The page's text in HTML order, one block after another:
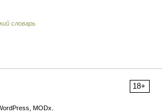
словарь
18+
MODx.